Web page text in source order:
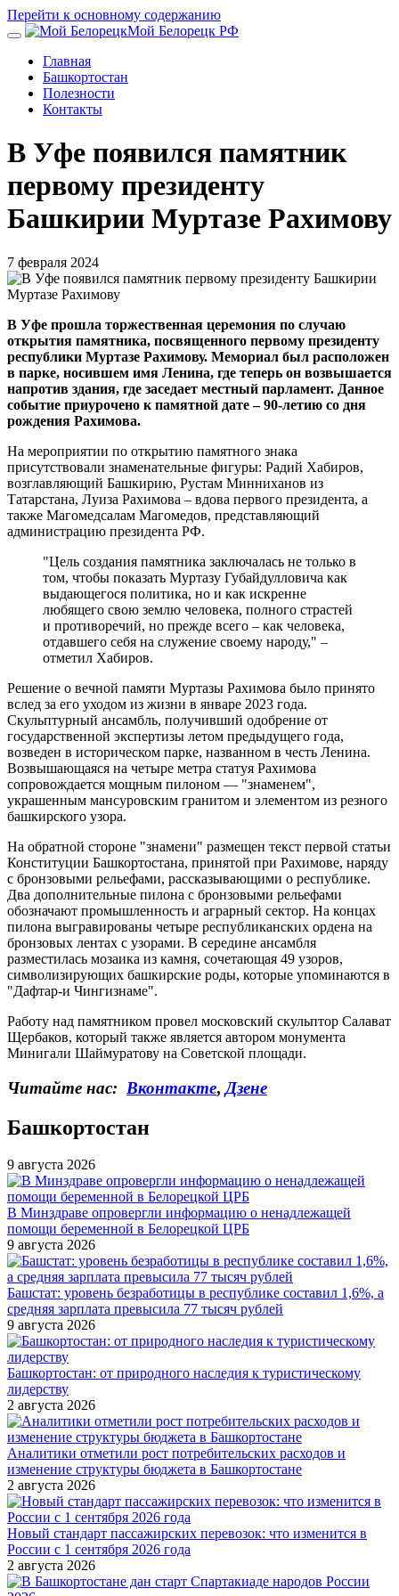
Перейти к основному содержанию
Мой Белорецк РФ
Главная
Башкортостан
Полезности
Контакты
В Уфе появился памятник
первому президенту
Башкирии Муртазе Рахимову
7 февраля 2024
В Уфе прошла торжественная церемония по случаю
открытия памятника, посвященного первому президенту
республики Муртазе Рахимову. Мемориал был расположен
в парке, носившем имя Ленина, где теперь он возвышается
напротив здания, где заседает местный парламент. Данное
событие приурочено к памятной дате – 90-летию со дня
рождения Рахимова.
На мероприятии по открытию памятного знака
присутствовали знаменательные фигуры: Радий Хабиров,
возглавляющий Башкирию, Рустам Минниханов из
Татарстана, Луиза Рахимова – вдова первого президента, а
также Магомедсалам Магомедов, представляющий
администрацию президента РФ.
"Цель создания памятника заключалась не только в
том, чтобы показать Муртазу Губайдулловича как
выдающегося политика, но и как искренне
любящего свою землю человека, полного страстей
и противоречий, но прежде всего – как человека,
отдавшего себя на служение своему народу," –
отметил Хабиров.
Решение о вечной памяти Муртазы Рахимова было принято
вслед за его уходом из жизни в январе 2023 года.
Скульптурный ансамбль, получивший одобрение от
государственной экспертизы летом предыдущего года,
возведен в историческом парке, названном в честь Ленина.
Возвышающаяся на четыре метра статуя Рахимова
сопровождается мощным пилоном — "знаменем",
украшенным мансуровским гранитом и элементом из резного
башкирского узора.
На обратной стороне "знамени" размещен текст первой статьи
Конституции Башкортостана, принятой при Рахимове, наряду
с бронзовыми рельефами, рассказывающими о республике.
Два дополнительные пилона с бронзовыми рельефами
обозначают промышленность и аграрный сектор. На концах
пилона выгравированы четыре республиканских ордена на
бронзовых лентах с узорами. В середине ансамбля
разместилась мозаика из камня, сочетающая 49 узоров,
символизирующих башкирские роды, которые упоминаются в
"Дафтар-и Чингизнаме".
Работу над памятником провел московский скульптор Салават
Щербаков, который также является автором монумента
Минигали Шаймуратову на Советской площади.
Читайте нас: Вконтакте, Дзене
Башкортостан
9 августа 2026
В Минздраве опровергли информацию о ненадлежащей
помощи беременной в Белорецкой ЦРБ
9 августа 2026
Башстат: уровень безработицы в республике составил 1,6%, а
средняя зарплата превысила 77 тысяч рублей
9 августа 2026
Башкортостан: от природного наследия к туристическому
лидерству
2 августа 2026
Аналитики отметили рост потребительских расходов и
изменение структуры бюджета в Башкортостане
2 августа 2026
Новый стандарт пассажирских перевозок: что изменится в
России с 1 сентября 2026 года
2 августа 2026